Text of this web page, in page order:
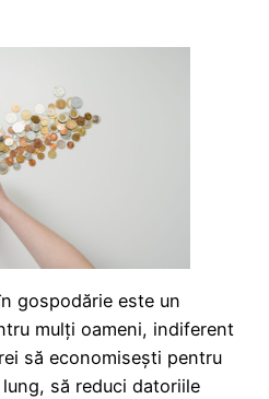
gospodărie este un
mulți oameni, indiferent
să economisești pentru
să reduci datoriile